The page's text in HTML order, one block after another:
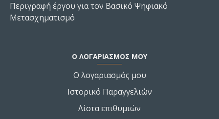
Περιγραφή έργου για τον Βασικό Ψηφιακό
Μετασχηματισμό
Ο ΛΟΓΑΡΙΑΣΜΌΣ ΜΟΥ
Ο λογαριασμός μου
Ιστορικό Παραγγελιών
Λίστα επιθυμιών